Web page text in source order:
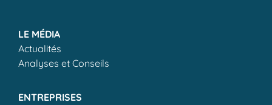
LE MÉDIA
Actualités
Analyses et Conseils
ENTREPRISES